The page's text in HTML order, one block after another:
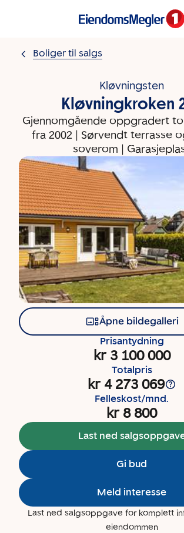
Boliger til salgs
Kløvningsten
Kløvningkroken
Gjennomgående oppgradert
fra 2002 | Sørvendt terrasse
soverom |
Åpne bildegalleri
Prisantydning
kr 3 100 000
Totalpris
kr 4 273 069
Felleskost/mnd.
kr 8 800
Last ned
Gi bud
Meld interesse
Last ned salgsoppgave for komplett
eiendommen